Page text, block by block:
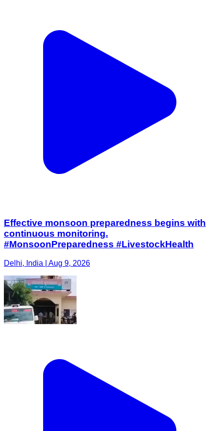
Effective monsoon preparedness begins with
continuous monitoring.
#MonsoonPreparedness #LivestockHealth
Delhi, India | Aug 9, 2026